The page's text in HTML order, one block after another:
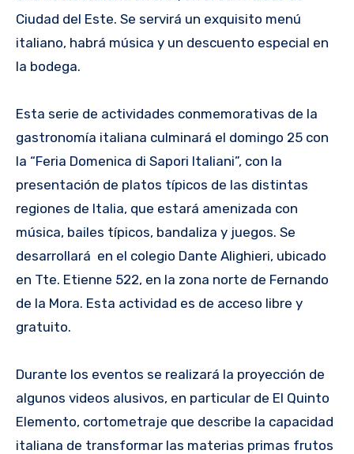
Ciudad del Este. Se servirá un exquisito menú
italiano, habrá música y un descuento especial en
la bodega.
Esta serie de actividades conmemorativas de la
gastronomía italiana culminará el domingo 25 con
la “Feria Domenica di Sapori Italiani”, con la
presentación de platos típicos de las distintas
regiones de Italia, que estará amenizada con
música, bailes típicos, bandaliza y juegos. Se
desarrollará en el colegio Dante Alighieri, ubicado
en Tte. Etienne 522, en la zona norte de Fernando
de la Mora. Esta actividad es de acceso libre y
gratuito.
Durante los eventos se realizará la proyección de
algunos videos alusivos, en particular de El Quinto
Elemento, cortometraje que describe la capacidad
italiana de transformar las materias primas frutos